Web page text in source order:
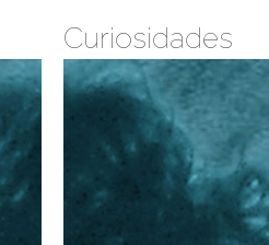
Curiosidades